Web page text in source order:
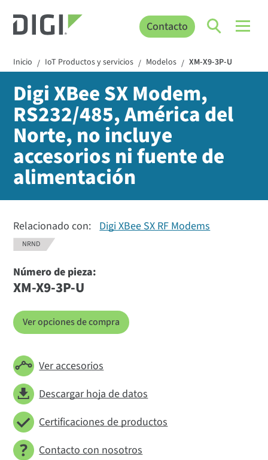
Contacto
Inicio / IoT Productos y servicios / Modelos / XM-X9-3P-U
Digi XBee SX Modem,
RS232/485, América del
Norte, no incluye
accesorios ni fuente de
alimentación
Relacionado con: Digi XBee SX RF Modems
NRND
Número de pieza:
XM-X9-3P-U
Ver opciones de compra
Ver accesorios
Descargar hoja de datos
Certificaciones de productos
Contacto con nosotros